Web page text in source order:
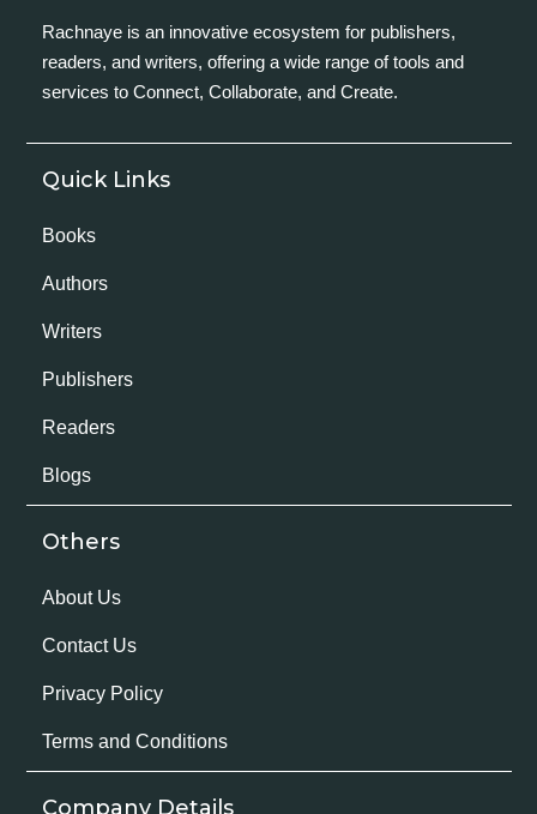
Rachnaye is an innovative ecosystem for publishers,
readers, and writers, offering a wide range of tools and
services to Connect, Collaborate, and Create.
Quick Links
Books
Authors
Writers
Publishers
Readers
Blogs
Others
About Us
Contact Us
Privacy Policy
Terms and Conditions
Company Details